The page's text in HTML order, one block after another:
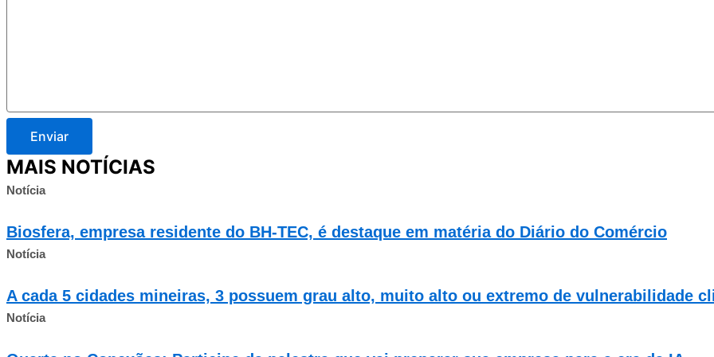
Enviar
MAIS NOTÍCIAS
Notícia
Biosfera, empresa residente do BH-TEC, é destaque em matéria do Diário do Comércio
Notícia
A cada 5 cidades mineiras, 3 possuem grau alto, muito alto ou extremo de vulnerabilidade
Notícia